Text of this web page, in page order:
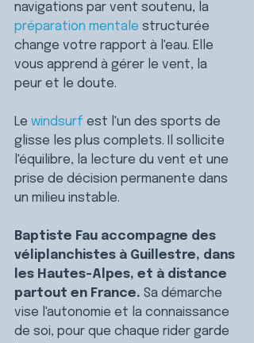
navigations par vent soutenu, la
préparation mentale structurée
change votre rapport à l'eau. Elle
vous apprend à gérer le vent, la
peur et le doute.
Le windsurf est l'un des sports de
glisse les plus complets. Il sollicite
l'équilibre, la lecture du vent et une
prise de décision permanente dans
un milieu instable.
Baptiste Fau accompagne des
véliplanchistes à Guillestre, dans
les Hautes-Alpes, et à distance
partout en France. Sa démarche
vise l'autonomie et la connaissance
de soi, pour que chaque rider garde